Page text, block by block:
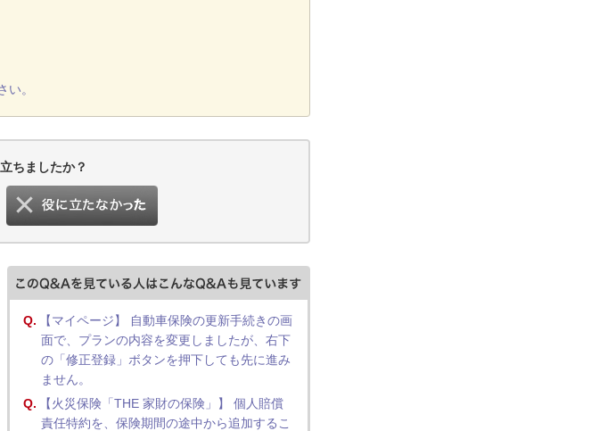
。
ちましたか？
Q.
【マイページ】 自動車保険の更新手続きの画
面で、プランの内容を変更しましたが、右下
の「修正登録」ボタンを押下しても先に進み
ません。
Q.
【火災保険「THE 家財の保険」】 個人賠償
責任特約を、保険期間の途中から追加するこ